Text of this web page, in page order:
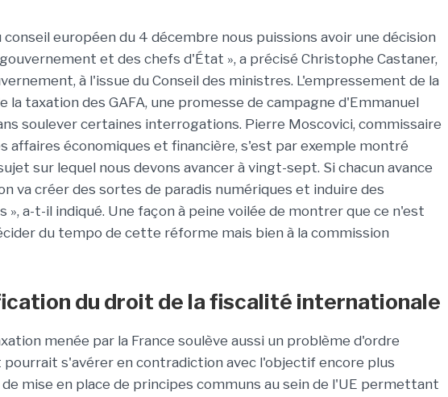
européen du 4 décembre nous puissions avoir une décision
et des chefs d'État », a précisé Christophe Castaner,
à l'issue du Conseil des ministres. L'empressement de la
la taxation des GAFA, une promesse de campagne d'Emmanuel
soulever certaines interrogations. Pierre Moscovici, commissaire
affaires économiques et financière, s'est par exemple montré
sur lequel nous devons avancer à vingt-sept. Si chacun avance
va créer des sortes de paradis numériques et induire des
», a-t-il indiqué. Une façon à peine voilée de montrer que ce n'est
du tempo de cette réforme mais bien à la commission
du droit de la fiscalité internationale
menée par la France soulève aussi un problème d'ordre
pourrait s'avérer en contradiction avec l'objectif encore plus
mise en place de principes communs au sein de l'UE permettant